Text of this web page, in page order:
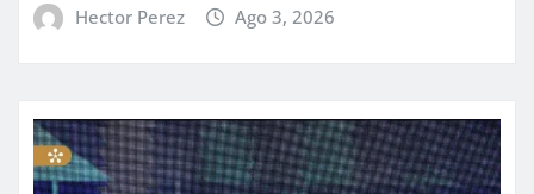
Hector Perez Ago 3, 2026